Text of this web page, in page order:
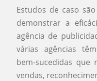
Estudos de caso
demonstrar a
agência de
várias agências
bem-sucedidas que
vendas,